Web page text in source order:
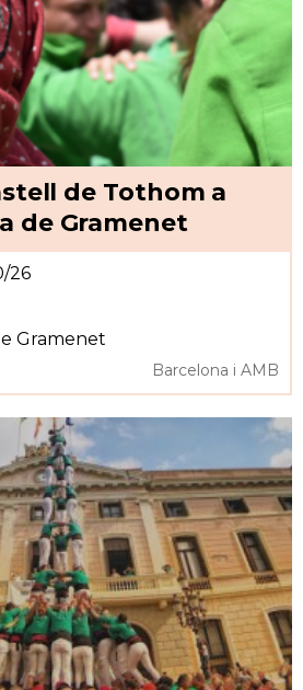
de Tothom a
de Gramenet
26
Gramenet
Barcelona i AMB